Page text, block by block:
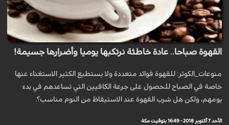
القهوة صباحا.. عادة خاطئة نرتكبها يوميا وأضرارها جسيمة!
منوعات_الكوثر: للقهوة فوائد متعددة ولا يستطيع الكثير الاستغناء عنها
خاصة في الصباح للحصول على جرعة الكافيين التي تساعدهم في بدء
يومهم، ولكن هل شرب القهوة عند الاستيقاظ من النوم مناسب؟.
الأحد 7 أكتوبر 2018 - 16:49 بتوقيت مكة